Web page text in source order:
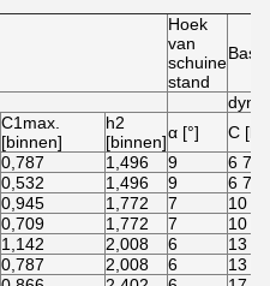
Hoek
van
schuine
stand
C1max.
[binnen]
h2
[binnen]α [°]
C
0,787 1,496 9
6 744
0,532 1,496 9
6 744
0,945 1,772 7
10
0,709 1,772 7
10
1,142 2,008 6
13
0,787 2,008 6
13